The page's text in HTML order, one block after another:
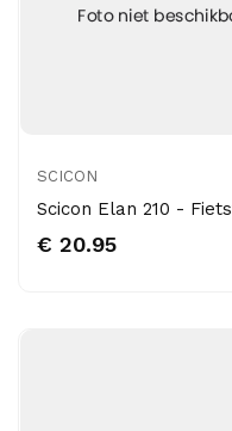
SCICON
Scicon Elan 210 -
€ 20.95